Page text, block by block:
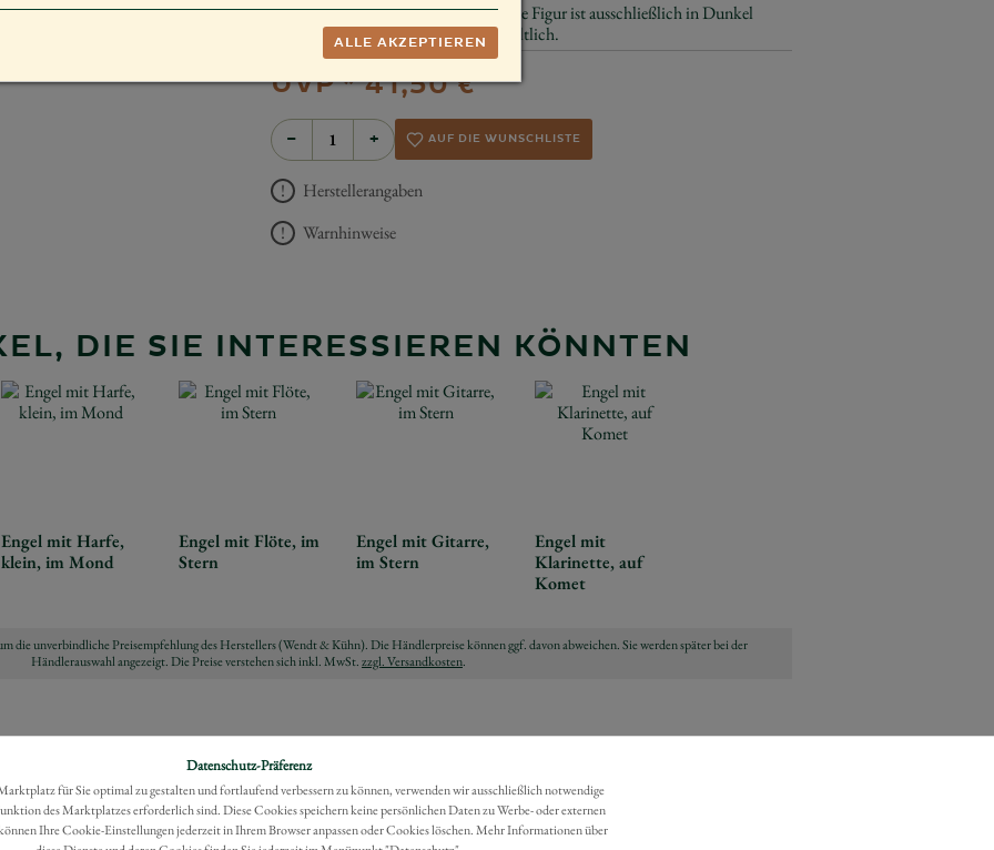
Hinweis
Diese Figur ist ausschließlich in Dunkel
erhältlich.
UVP *41,50 €
− + AUF DIE WUNSCHLISTE
Herstellerangaben
Warnhinweise
DIE SIE INTERESSIEREN KÖNNTEN
Engel mit Harfe,
klein, im Mond
Engel mit Flöte, im
Stern
Engel mit Gitarre,
im Stern
Engel mit
Klarinette, auf
Komet
die unverbindliche Preisempfehlung des Herstellers (Wendt & Kühn). Die Händlerpreise können ggf. davon abweichen. Sie werden später bei der
Händlerauswahl angezeigt. Die Preise verstehen sich inkl. MwSt.zzgl. Versandkosten.
Datenschutz-Präferenz
für Sie optimal zu gestalten und fortlaufend verbessern zu können, verwenden wir ausschließlich notwendige
des Marktplatzes erforderlich sind. Diese Cookies speichern keine persönlichen Daten zu Werbe- oder externen
Ihre Cookie-Einstellungen jederzeit in Ihrem Browser anpassen oder Cookies löschen. Mehr Informationen über
ALLE AKZEPTIEREN